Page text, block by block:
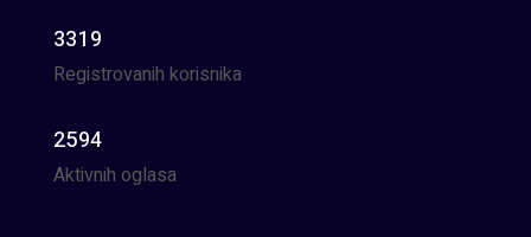
3319
Registrovanih korisnika
2594
Aktivnih oglasa